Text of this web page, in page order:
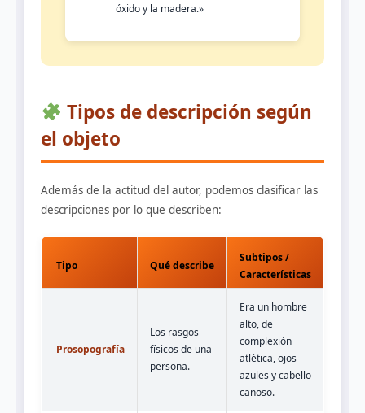
óxido y la madera.»
Tipos de descripción según
el objeto
Además de la actitud del autor, podemos clasificar las
descripciones por lo que describen:
Tipo Qué describe
Subtipos /
Características
Prosopografía
Los rasgos
físicos de una
persona.
Era un hombre
alto, de
complexión
atlética, ojos
azules y cabello
canoso.